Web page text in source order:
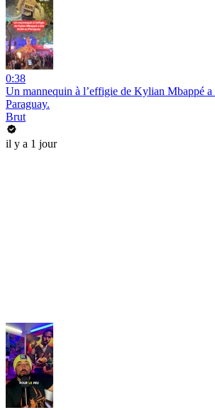
0:38
Un mannequin à l’effigie de Kylian Mbappé a
Paraguay.
Brut
il y a 1 jour